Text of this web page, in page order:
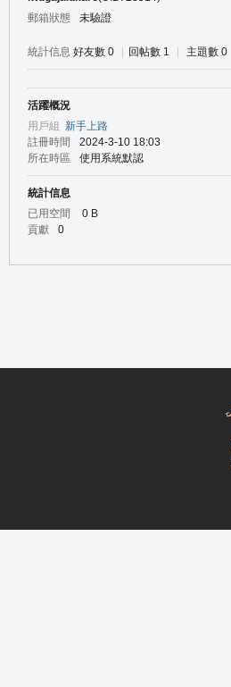
郵箱狀態
未驗證
統計信息 好友數 0 回帖數 1 主題數 0
活躍概況
用戶組 新手上路
註冊時間
2024-3-10 18:03
所在時區
使用系統默認
統計信息
已用空間
0 B
貢獻
0